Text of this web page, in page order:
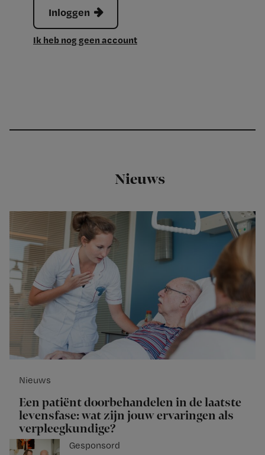
Inloggen
Ik heb nog geen account
Nieuws
Nieuws
Een patiënt doorbehandelen in de laatste
levensfase: wat zijn jouw ervaringen als
verpleegkundige?
Gesponsord